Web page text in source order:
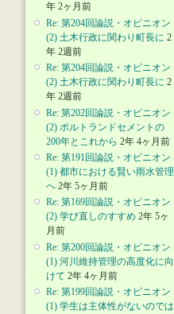
年 2ヶ月前
Re: 第204回論説・オピニオン
(2) 土木行政に関わり町長に 2
年 2週前
Re: 第204回論説・オピニオン
(2) 土木行政に関わり町長に 2
年 2週前
Re: 第202回論説・オピニオン
(2) ポルトランドセメントの
200年とこれから 2年 4ヶ月前
Re: 第191回論説・オピニオン
(1) 都市における賢い雨水管理
へ 2年 5ヶ月前
Re: 第169回論説・オピニオン
(2) 学び直しのすすめ 2年 5ヶ
月前
Re: 第200回論説・オピニオン
(1) 河川維持管理の高度化に向
けて 2年 4ヶ月前
Re: 第199回論説・オピニオン
(1) 学生は主体性がないのでは